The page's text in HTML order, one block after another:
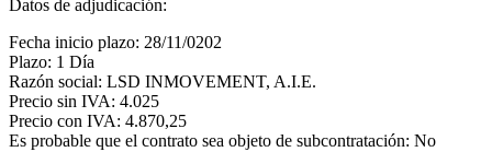
Datos de adjudicación:
Fecha inicio plazo: 28/11/0202
Plazo: 1 Día
Razón social: LSD INMOVEMENT, A.I.E.
Precio sin IVA: 4.025
Precio con IVA: 4.870,25
Es probable que el contrato sea objeto de subcontratación: No